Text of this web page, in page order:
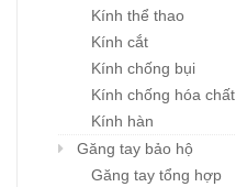
Kính thể thao
Kính cắt
Kính chống bụi
Kính chống hóa chất
Kính hàn
Găng tay bảo hộ
Găng tay tổng hợp